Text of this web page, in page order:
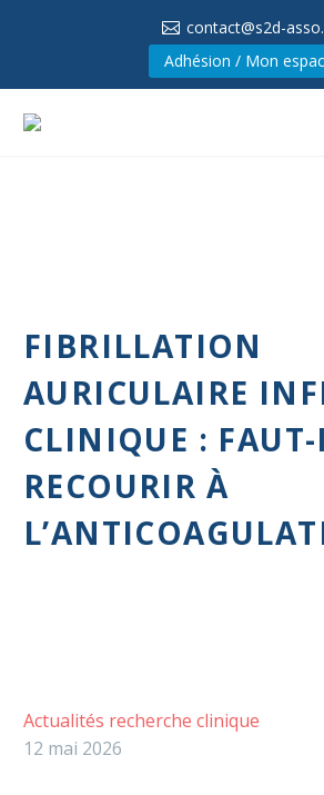
contact@s2d-
Adhésion / Mon
FIBRILLATION
AURICULAIRE
CLINIQUE :
RECOURIR À
Actualités recherche clinique
12 mai 2026